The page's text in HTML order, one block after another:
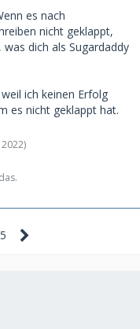
es nach
nicht geklappt,
dich als Sugardaddy
ich keinen Erfolg
es nicht geklappt hat.
2022)
5